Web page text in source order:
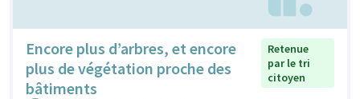
Encore plus d’arbres, et encore
plus de végétation proche des
bâtiments
Retenue
par le tri
citoyen